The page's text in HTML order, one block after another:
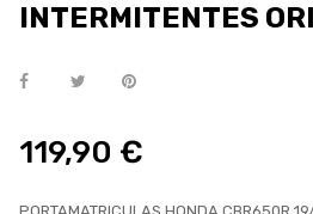
INTERMITENTES
119,90 €